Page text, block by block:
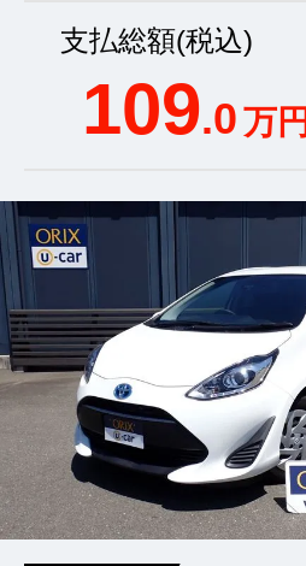
支払総額(税込)
109.0万円